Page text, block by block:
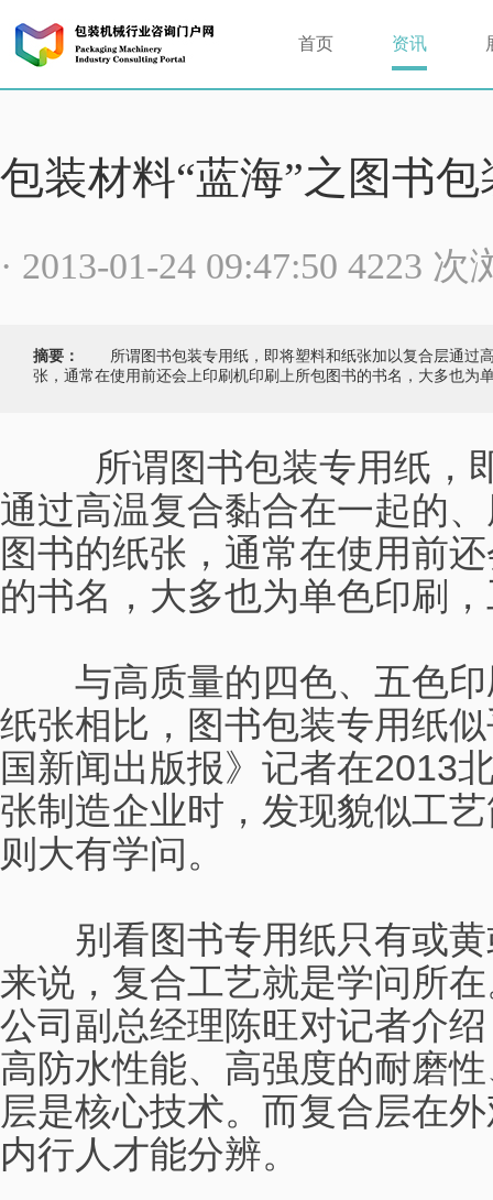
首页 资讯
包装材料“蓝海”之图书
· 2013-01-24 09:47:50 4223 次
摘要：
所谓图书包装专用纸，即将塑料和纸张加以复合层通过
张，通常在使用前还会上印刷机印刷上所包图书的书名，大多也
所谓图书包装专用纸，
通过高温复合黏合在一起的
图书的纸张，通常在使用前
的书名，大多也为单色印刷
与高质量的四色、五色印
纸张相比，图书包装专用纸
国新闻出版报》记者在2013
张制造企业时，发现貌似工
则大有学问。
别看图书专用纸只有或黄
来说，复合工艺就是学问所
公司副总经理陈旺对记者介
高防水性能、高强度的耐磨
层是核心技术。而复合层在
内行人才能分辨。